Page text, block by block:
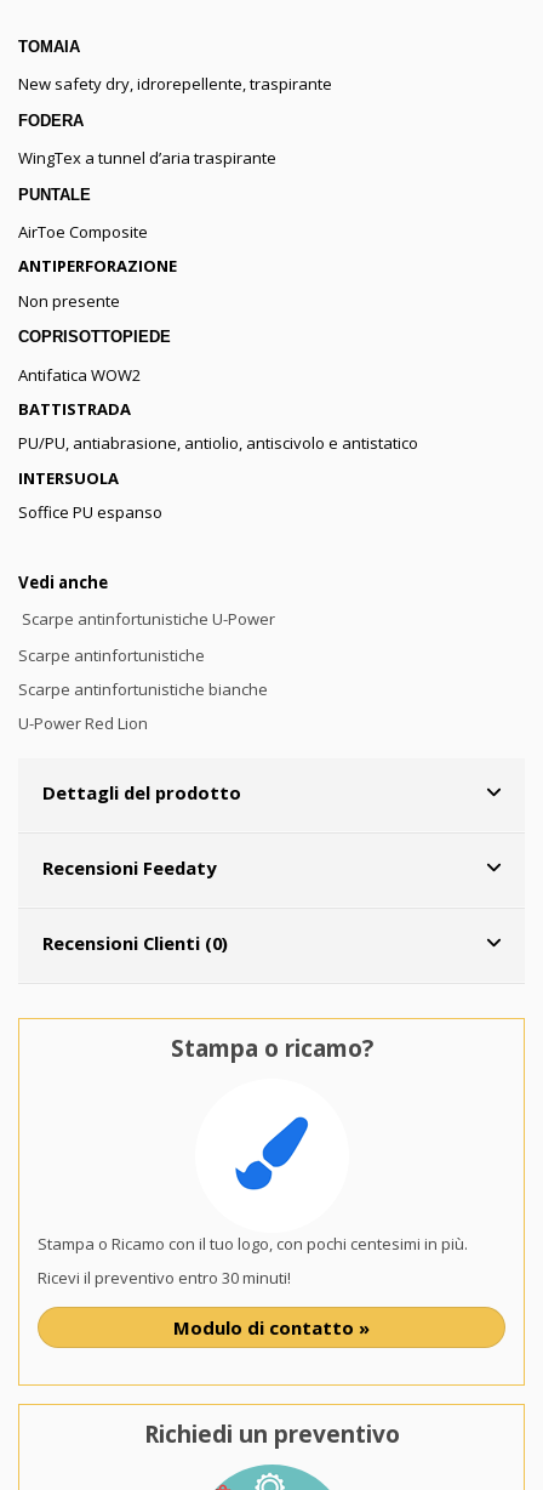
TOMAIA
New safety dry, idrorepellente, traspirante
FODERA
WingTex a tunnel d’aria traspirante
PUNTALE
AirToe Composite
ANTIPERFORAZIONE
Non presente
COPRISOTTOPIEDE
Antifatica WOW2
BATTISTRADA
PU/PU, antiabrasione, antiolio, antiscivolo e antistatico
INTERSUOLA
Soffice PU espanso
Vedi anche
Scarpe antinfortunistiche U-Power
Scarpe antinfortunistiche
Scarpe antinfortunistiche bianche
U-Power Red Lion
Dettagli del prodotto
Recensioni Feedaty
Recensioni Clienti (0)
Stampa o ricamo?
Stampa o Ricamo con il tuo logo, con pochi centesimi in più.
Ricevi il preventivo entro 30 minuti!
Modulo di contatto »
Richiedi un preventivo